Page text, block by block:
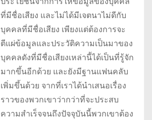
ที่มีชื่อเสียง และไม่ได้มีเจตนาไม่ดีกับ
บุคคลที่มีชื่อเสียง เพียงแต่ต้องการจะ
ตีแผ่ข้อมูลและประวัติความเป็นมาของ
บุคคลดังที่มีชื่อเสียงเหล่านี้ได้เป็นที่รู้จัก
มากขึ้นอีกด้วย และยังมีฐานแฟนคลับ
เพิ่มขึ้นด้วย จากที่เราได้นำเสนอเรื่อง
ราวของพวกเขาว่ากว่าที่จะประสบ
ความสำเร็จจนถึงปัจจุบันนี้พวกเขาต้อง